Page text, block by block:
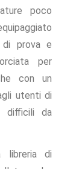
poco
prova e
per
con un
utenti di
difficili da
libreria di